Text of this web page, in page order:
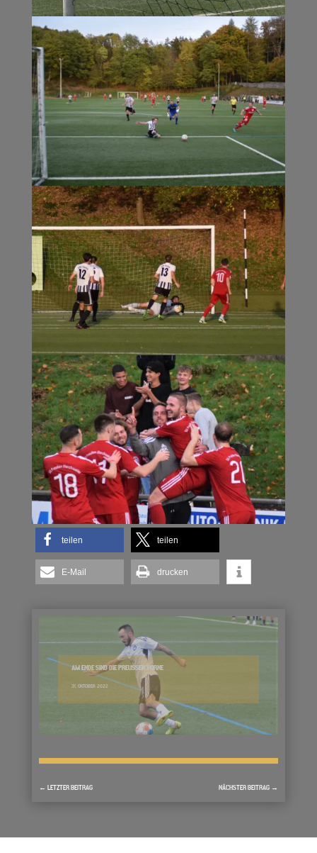
teilen teilen
E-Mail drucken
AM ENDE SIND DIE PREUSSEN VORNE
31. OKTOBER 2022
← LETZTER BEITRAG NÄCHSTER BEITRAG →